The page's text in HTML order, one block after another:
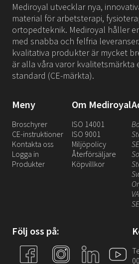
Mediroyal utvecklar nya,
material för arbetsterapi,
ortopedteknik. Mediroyal håller
med snabba och felfria
kvalitativa produkter är mycket
är alla våra varor kvalitetsmärkta
standard (CE-märkta).
Meny
Broschyrer
CE-instruktioner
Kontakta oss
Logga in
Produkter
Om Mediroyal
ISO 14001
ISO 9001
Miljöpolicy
Återförsäljare
Köpvillkor
Följ oss på:
00